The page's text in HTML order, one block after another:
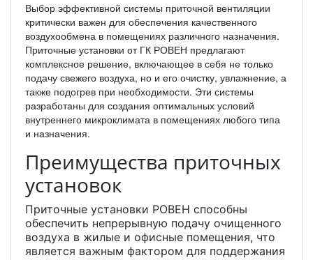
Выбор эффективной системы приточной вентиляции
критически важен для обеспечения качественного
воздухообмена в помещениях различного назначения.
Приточные установки от ГК РОВЕН предлагают
комплексное решение, включающее в себя не только
подачу свежего воздуха, но и его очистку, увлажнение, а
также подогрев при необходимости. Эти системы
разработаны для создания оптимальных условий
внутреннего микроклимата в помещениях любого типа
и назначения.
Преимущества приточных
установок
Приточные установки РОВЕН способны
обеспечить непрерывную подачу очищенного
воздуха в жилые и офисные помещения, что
является важным фактором для поддержания